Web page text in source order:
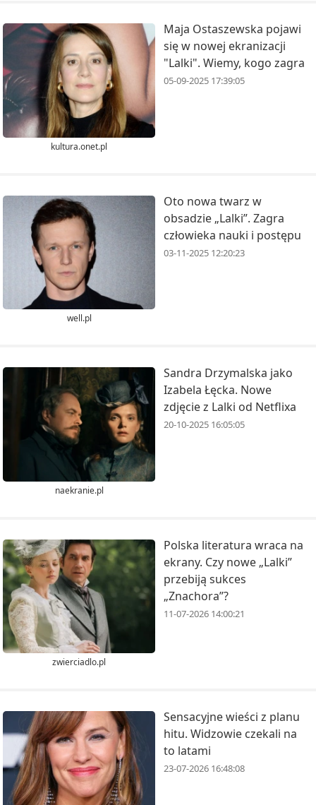
kultura.onet.pl
Maja Ostaszewska pojawi
się w nowej ekranizacji
"Lalki". Wiemy, kogo zagra
05-09-2025 17:39:05
well.pl
Oto nowa twarz w
obsadzie „Lalki”. Zagra
człowieka nauki i postępu
03-11-2025 12:20:23
naekranie.pl
Sandra Drzymalska jako
Izabela Łęcka. Nowe
zdjęcie z Lalki od Netflixa
20-10-2025 16:05:05
zwierciadlo.pl
Polska literatura wraca na
ekrany. Czy nowe „Lalki”
przebiją sukces
„Znachora”?
11-07-2026 14:00:21
Sensacyjne wieści z planu
hitu. Widzowie czekali na
to latami
23-07-2026 16:48:08